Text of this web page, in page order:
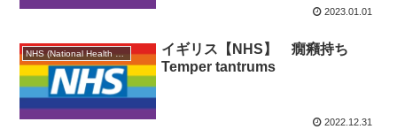
2023.01.01
イギリス【NHS】 癇癪持ち
Temper tantrums
2022.12.31